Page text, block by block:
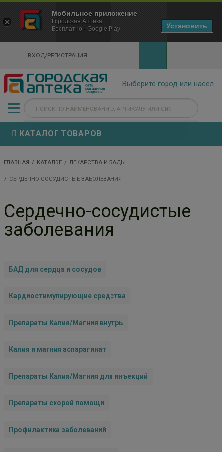
ВХОД/РЕГИСТРАЦИЯ
КАТАЛОГ ТОВАРОВ
ГЛАВНАЯ КАТАЛОГ ЛЕКАРСТВА И БАДЫ
СЕРДЕЧНО-СОСУДИСТЫЕ ЗАБОЛЕВАНИЯ
Сердечно-сосудистые
заболевания
БАД для сердца и сосудов
Кардиостимулирующие средства
Препараты Калия/Магния внутрь
Калия и магния аспарагинат
Препараты Калия/Магния для инъекций
Препараты скорой помощи
Профилактика заболеваний
×
Городская Аптека Маркетплейс
- In Google Play
Мобильное приложение
Городская Аптека
Бесплатно - Google Play
Установить